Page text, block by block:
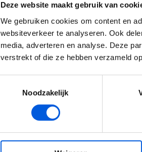
Deze website maakt gebruik van
We gebruiken cookies om content en
websiteverkeer te analyseren. Ook
media, adverteren en analyse. Deze
verstrekt of die ze hebben verzameld
Noodzakelijk
In een leiderschapsrol is
beter in te spelen op
aan de ontwikkeling van jezelf
Samengevat geeft
fasen van je carrière.
Valkuilen
Loopbaanontwikkeling is